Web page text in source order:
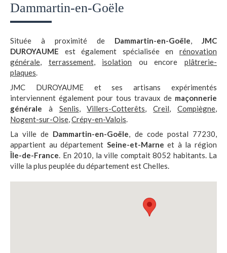
Dammartin-en-Goële
Située à proximité de Dammartin-en-Goële, JMC
DUROYAUME est également spécialisée en rénovation
générale, terrassement, isolation ou encoreplâtrerie-
plaques.
JMC DUROYAUME et ses artisans expérimentés
interviennent également pour tous travaux de maçonnerie
générale à Senlis,Villers-Cotterêts,Creil,Compiègne,
Nogent-sur-Oise,Crépy-en-Valois.
La ville de Dammartin-en-Goële, de code postal 77230,
appartient au département Seine-et-Marne et à la région
Île-de-France. En 2010, la ville comptait 8052 habitants. La
ville la plus peuplée du département est Chelles.